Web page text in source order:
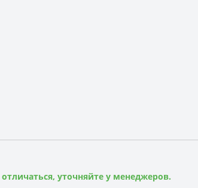
уточняйте у менеджеров.